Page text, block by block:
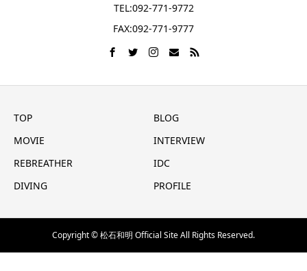
TEL:092-771-9772
FAX:092-771-9777
TOP
BLOG
MOVIE
INTERVIEW
REBREATHER
IDC
DIVING
PROFILE
Copyright © 松石和明 Official Site All Rights Reserved.